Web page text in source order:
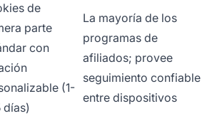
de
parte
con
(1-
días)
La mayoría de los
programas de
afiliados; provee
seguimiento confiable
entre dispositivos